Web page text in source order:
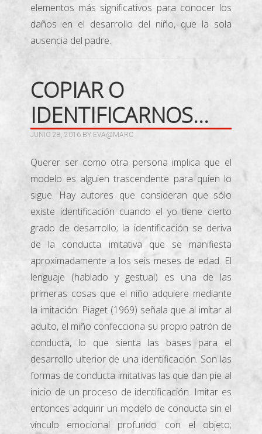
elementos más significativos para conocer los
daños en el desarrollo del niño, que la sola
ausencia del padre.
COPIAR O
IDENTIFICARNOS…
JUNIO 28, 2016 BY EVA@MARC
Querer ser como otra persona implica que el
modelo es alguien trascendente para quien lo
sigue. Hay autores que consideran que sólo
existe identificación cuando el yo tiene cierto
grado de desarrollo; la identificación se deriva
de la conducta imitativa que se manifiesta
aproximadamente a los seis meses de edad. El
lenguaje (hablado y gestual) es una de las
primeras cosas que el niño adquiere mediante
la imitación. Piaget (1969) señala que al imitar al
adulto, el miño confecciona su propio patrón de
conducta, lo que sienta las bases para el
desarrollo ulterior de una identificación. Son las
formas de conducta imitativas las que dan pie al
inicio de un proceso de identificación. Imitar es
entonces adquirir un modelo de conducta sin el
vínculo emocional profundo con el objeto;